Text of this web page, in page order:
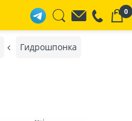
0
Гидрошпонка